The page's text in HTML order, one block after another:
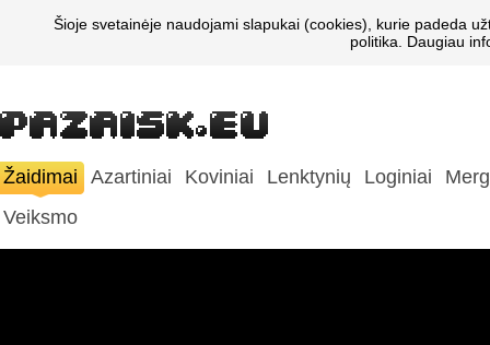
Šioje svetainėje naudojami slapukai (cookies), kurie padeda
politika. Daugiau
Žaidimai Azartiniai Koviniai Lenktynių Loginiai
Veiksmo